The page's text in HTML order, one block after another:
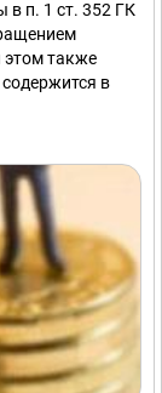
в п. 1 ст. 352 ГК
этом также
содержится в